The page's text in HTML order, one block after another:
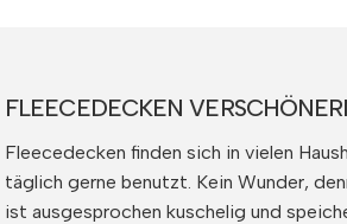
FLEECEDECKEN
Fleecedecken finden sich in vielen
täglich gerne benutzt. Kein Wunder,
ist ausgesprochen kuschelig und